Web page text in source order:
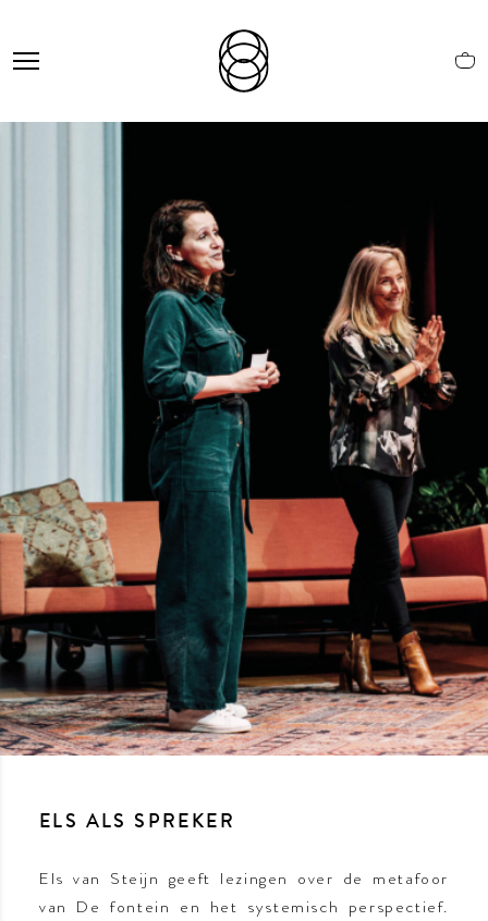
ELS ALS SPREKER
Els van Steijn geeft lezingen over de metafoor
van De fontein en het systemisch perspectief.